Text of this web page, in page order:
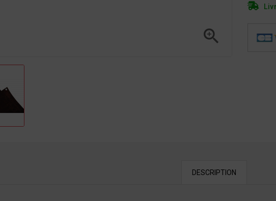

DESCRIPTION